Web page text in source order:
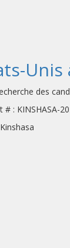
des
: KINSHASA-